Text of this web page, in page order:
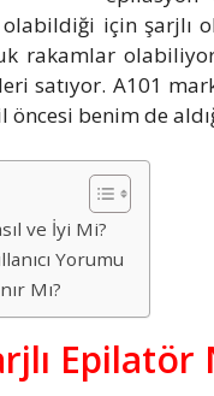
için şarjlı
rakamlar
satıyor. A101
benim de
ve İyi Mi?
Yorumu
Mı?
Epilatör